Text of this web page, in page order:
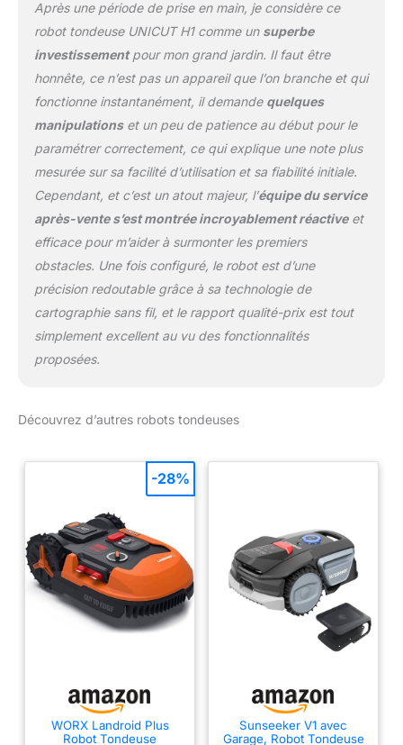
Après une période de prise en main, je considère ce
robot tondeuse UNICUT H1 comme un superbe
investissementpour mon grand jardin. Il faut être
honnête, ce n’est pas un appareil que l’on branche et qui
fonctionne instantanément, il demande quelques
manipulationset un peu de patience au début pour le
paramétrer correctement, ce qui explique une note plus
mesurée sur sa facilité d’utilisation et sa fiabilité initiale.
Cependant, et c’est un atout majeur, l’équipe du service
après-vente s’est montrée incroyablement réactiveet
efficace pour m’aider à surmonter les premiers
obstacles. Une fois configuré, le robot est d’une
précision redoutable grâce à sa technologie de
cartographie sans fil, et le rapport qualité-prix est tout
simplement excellent au vu des fonctionnalités
proposées.
Découvrez d’autres robots tondeuses
WORX Landroid Plus
Robot Tondeuse
-28%
Sunseeker V1 avec
Garage, Robot Tondeuse